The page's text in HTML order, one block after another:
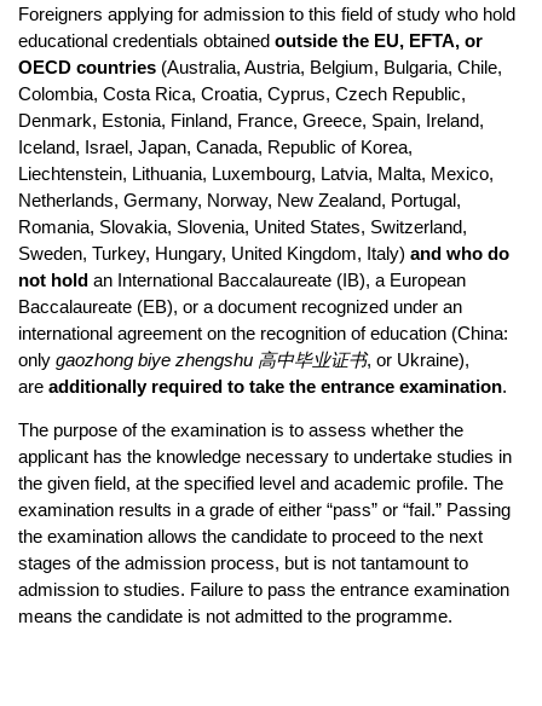
Foreigners applying for admission to this field of study who hold
educational credentials obtained outside the EU, EFTA, or
OECD countries (Australia, Austria, Belgium, Bulgaria, Chile,
Colombia, Costa Rica, Croatia, Cyprus, Czech Republic,
Denmark, Estonia, Finland, France, Greece, Spain, Ireland,
Iceland, Israel, Japan, Canada, Republic of Korea,
Liechtenstein, Lithuania, Luxembourg, Latvia, Malta, Mexico,
Netherlands, Germany, Norway, New Zealand, Portugal,
Romania, Slovakia, Slovenia, United States, Switzerland,
Sweden, Turkey, Hungary, United Kingdom, Italy) and who do
not hold an International Baccalaureate (IB), a European
Baccalaureate (EB), or a document recognized under an
international agreement on the recognition of education (China:
only gaozhong biye zhengshu 高中毕业证书, or Ukraine),
are additionally required to take the entrance examination.
The purpose of the examination is to assess whether the
applicant has the knowledge necessary to undertake studies in
the given field, at the specified level and academic profile. The
examination results in a grade of either “pass” or “fail.” Passing
the examination allows the candidate to proceed to the next
stages of the admission process, but is not tantamount to
admission to studies. Failure to pass the entrance examination
means the candidate is not admitted to the programme.